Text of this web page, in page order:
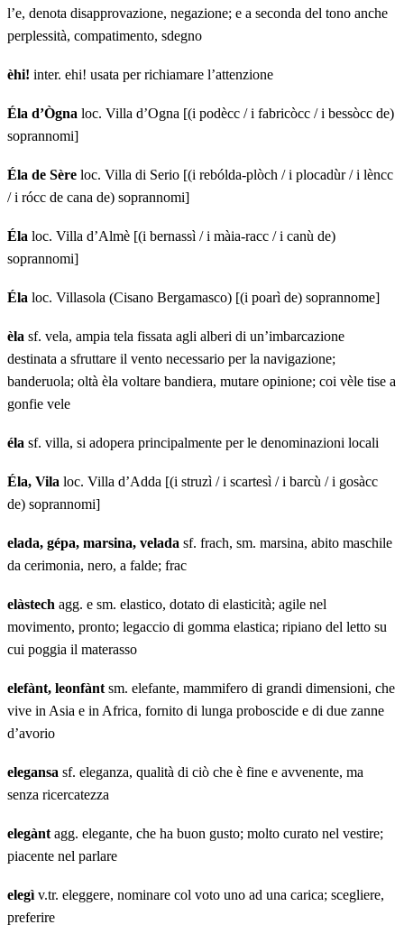
l’e, denota disapprovazione, negazione; e a seconda del tono anche
perplessità, compatimento, sdegno
èhi! inter. ehi! usata per richiamare l’attenzione
Éla d’Ògna loc. Villa d’Ogna [(i podècc / i fabricòcc / i bessòcc de)
soprannomi]
Éla de Sère loc. Villa di Serio [(i rebólda-plòch / i plocadùr / i lèncc
/ i rócc de cana de) soprannomi]
Éla loc. Villa d’Almè [(i bernassì / i màia-racc / i canù de)
soprannomi]
Éla loc. Villasola (Cisano Bergamasco) [(i poarì de) soprannome]
èla sf. vela, ampia tela fissata agli alberi di un’imbarcazione
destinata a sfruttare il vento necessario per la navigazione;
banderuola; oltà èla voltare bandiera, mutare opinione; coi vèle tise a
gonfie vele
éla sf. villa, si adopera principalmente per le denominazioni locali
Éla, Vila loc. Villa d’Adda [(i struzì / i scartesì / i barcù / i gosàcc
de) soprannomi]
elada, gépa, marsina, velada sf. frach, sm. marsina, abito maschile
da cerimonia, nero, a falde; frac
elàstech agg. e sm. elastico, dotato di elasticità; agile nel
movimento, pronto; legaccio di gomma elastica; ripiano del letto su
cui poggia il materasso
elefànt, leonfànt sm. elefante, mammifero di grandi dimensioni, che
vive in Asia e in Africa, fornito di lunga proboscide e di due zanne
d’avorio
elegansa sf. eleganza, qualità di ciò che è fine e avvenente, ma
senza ricercatezza
elegànt agg. elegante, che ha buon gusto; molto curato nel vestire;
piacente nel parlare
elegì v.tr. eleggere, nominare col voto uno ad una carica; scegliere,
preferire